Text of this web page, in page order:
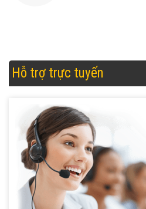
Hỗ trợ trực tuyến